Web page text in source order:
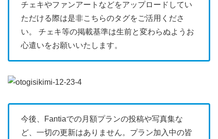
チェキやファンアートなどをアップロードしてい
ただける際は是非こちらのタグをご活用くださ
い。 チェキ等の掲載基準は生前と変わらぬようお
心遣いをお願いいたします。
今後、Fantiaでの月額プランの投稿や写真集な
ど、一切の更新はありません。プラン加入中の皆